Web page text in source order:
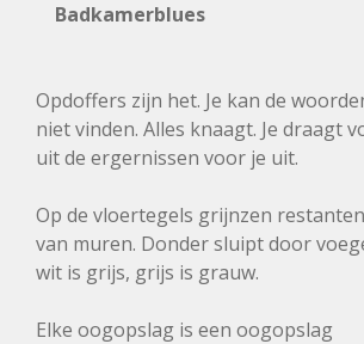
Badkamerblues
Opdoffers zijn het. Je kan de
niet vinden. Alles knaagt. Je draagt
uit de ergernissen voor je uit.
Op de vloertegels grijnzen restanten
van muren. Donder sluipt door
wit is grijs, grijs is grauw.
Elke oogopslag is een oogopslag